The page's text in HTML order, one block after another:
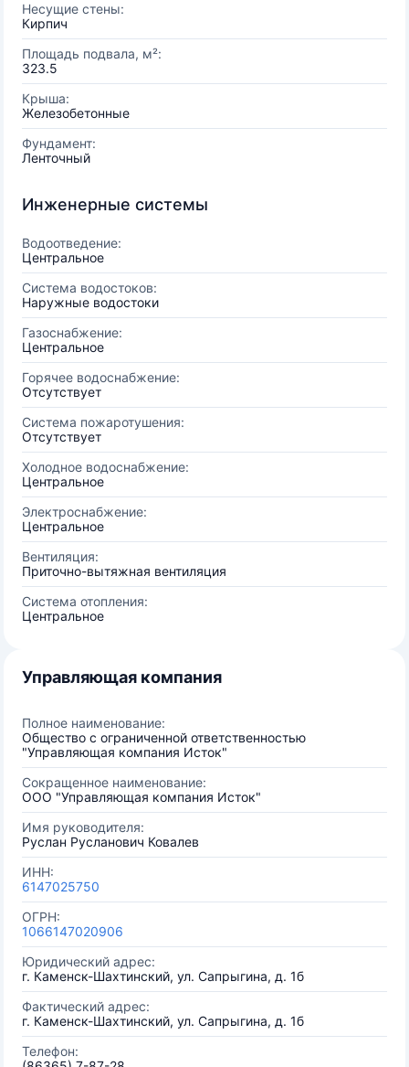
Несущие стены:
Кирпич
Площадь подвала, м²:
323.5
Крыша:
Железобетонные
Фундамент:
Ленточный
Инженерные системы
Водоотведение:
Центральное
Система водостоков:
Наружные водостоки
Газоснабжение:
Центральное
Горячее водоснабжение:
Отсутствует
Система пожаротушения:
Отсутствует
Холодное водоснабжение:
Центральное
Электроснабжение:
Центральное
Вентиляция:
Приточно-вытяжная вентиляция
Система отопления:
Центральное
Управляющая компания
Полное наименование:
Общество с ограниченной ответственностью
"Управляющая компания Исток"
Сокращенное наименование:
ООО "Управляющая компания Исток"
Имя руководителя:
Руслан Русланович Ковалев
ИНН:
6147025750
ОГРН:
1066147020906
Юридический адрес:
г. Каменск-Шахтинский, ул. Сапрыгина, д. 1б
Фактический адрес:
г. Каменск-Шахтинский, ул. Сапрыгина, д. 1б
Телефон: